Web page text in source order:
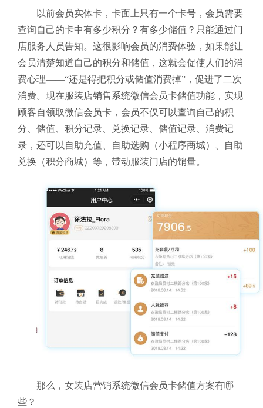
以前会员实体卡，卡面上只有一个卡号，会员需要
查询自己的卡中有多少积分？有多少储值？只能通过门
店服务人员告知。这很影响会员的消费体验，如果能让
会员清楚知道自己的积分和储值，这就会促使人们的消
费心理——“还是得把积分或储值消费掉”，促进了二次
消费。现在服装店销售系统微信会员卡储值功能，实现
顾客自领取微信会员卡，会员不仅可以查询自己的积
分、储值、积分记录、兑换记录、储值记录、消费记
录，还可以自助充值、自助选购（小程序商城）、自助
兑换（积分商城）等，带动服装门店的销量。
那么，女装店营销系统微信会员卡储值方案有哪
些？